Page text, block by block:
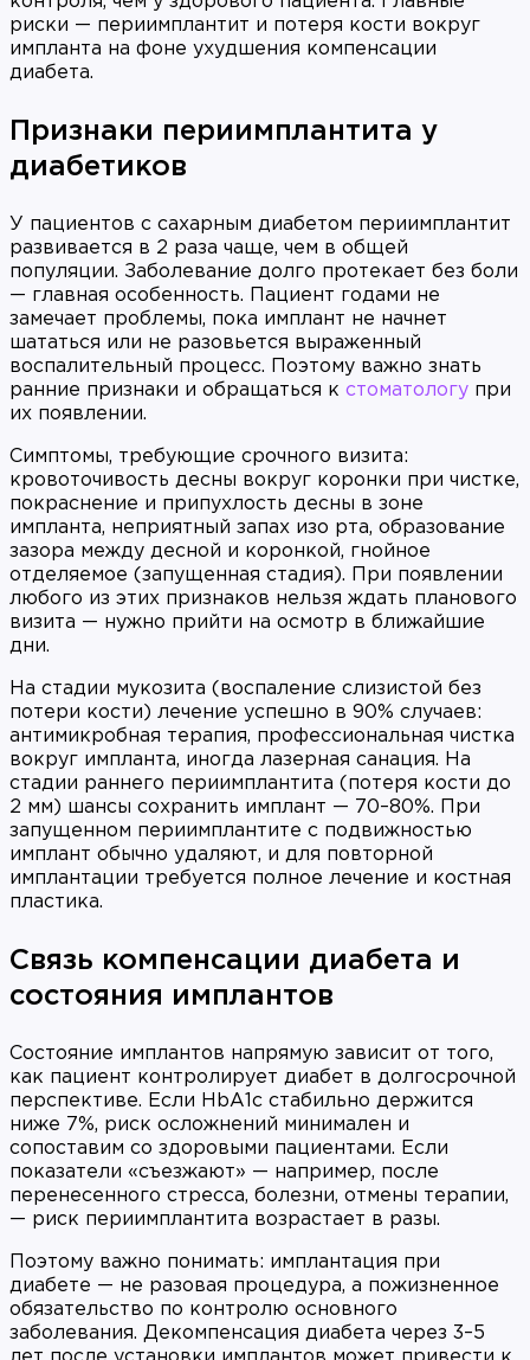
риски — периимплантит и потеря кости вокруг
импланта на фоне ухудшения компенсации
диабета.
Признаки периимплантита у
диабетиков
У пациентов с сахарным диабетом периимплантит
развивается в 2 раза чаще, чем в общей
популяции. Заболевание долго протекает без боли
— главная особенность. Пациент годами не
замечает проблемы, пока имплант не начнет
шататься или не разовьется выраженный
воспалительный процесс. Поэтому важно знать
ранние признаки и обращаться к стоматологу при
их появлении.
Симптомы, требующие срочного визита:
кровоточивость десны вокруг коронки при чистке,
покраснение и припухлость десны в зоне
импланта, неприятный запах изо рта, образование
зазора между десной и коронкой, гнойное
отделяемое (запущенная стадия). При появлении
любого из этих признаков нельзя ждать планового
визита — нужно прийти на осмотр в ближайшие
дни.
На стадии мукозита (воспаление слизистой без
потери кости) лечение успешно в 90% случаев:
антимикробная терапия, профессиональная чистка
вокруг импланта, иногда лазерная санация. На
стадии раннего периимплантита (потеря кости до
2 мм) шансы сохранить имплант — 70–80%. При
запущенном периимплантите с подвижностью
имплант обычно удаляют, и для повторной
имплантации требуется полное лечение и костная
пластика.
Связь компенсации диабета и
состояния имплантов
Состояние имплантов напрямую зависит от того,
как пациент контролирует диабет в долгосрочной
перспективе. Если HbA1c стабильно держится
ниже 7%, риск осложнений минимален и
сопоставим со здоровыми пациентами. Если
показатели «съезжают» — например, после
перенесенного стресса, болезни, отмены терапии,
— риск периимплантита возрастает в разы.
Поэтому важно понимать: имплантация при
диабете — не разовая процедура, а пожизненное
обязательство по контролю основного
заболевания. Декомпенсация диабета через 3–5